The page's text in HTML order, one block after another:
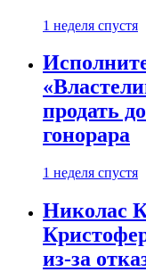
1 неделя спустя
продать
гонорара
1 неделя спустя
Николас
из-за